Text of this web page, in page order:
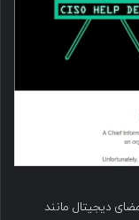
دیجیتال مانند